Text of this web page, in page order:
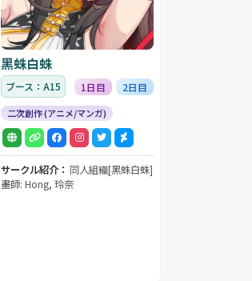
黑蛛白蛛
ブース：A15 1日目 2日目
二次創作 (アニメ/マンガ)
サークル紹介： 同人組織[黑蛛白蛛]
畫師: Hong, 玲奈